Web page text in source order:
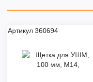
Артикул 360694